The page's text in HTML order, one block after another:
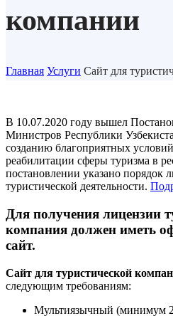
компании
Главная Услуги Сайт для
В 10.07.2020 году вышел
Министров Республики
созданию благоприятных
реабилитации сферы туризма в
постановлении указано порядок
туристической деятельности.
Для получения лицензии
компания должен иметь
сайт.
Сайт для туристической
следующим требованиям:
Мультиязычный (минимум